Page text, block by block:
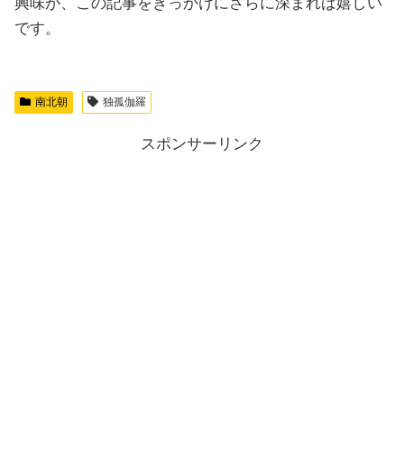
です。
南北朝 独孤伽羅
スポンサーリンク